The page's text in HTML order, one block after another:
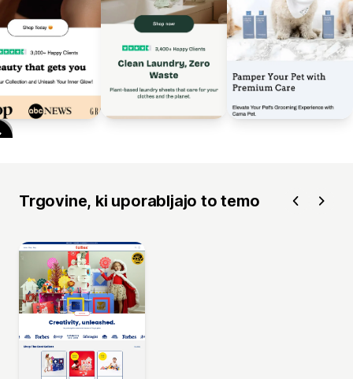
Trgovine, ki uporabljajo to temo